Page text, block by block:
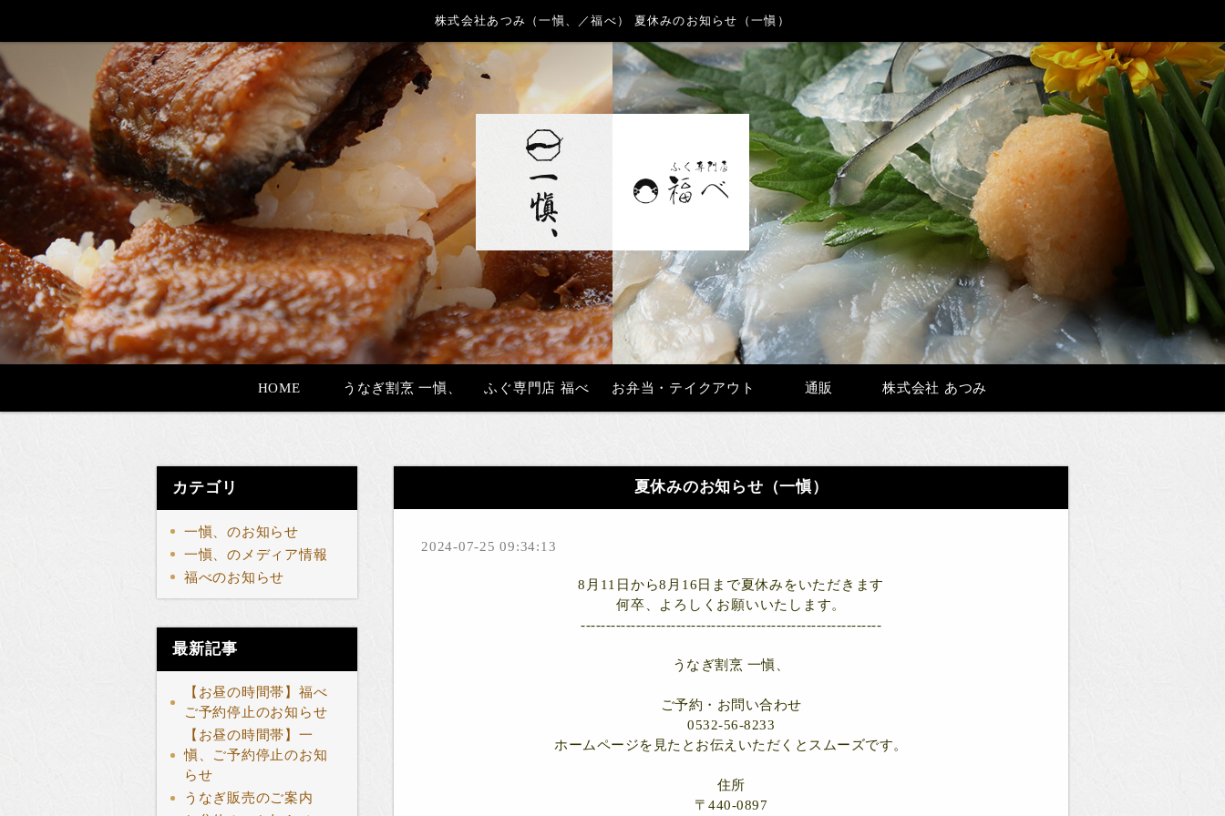
株式会社あつみ（一愼、／福べ） 夏休みのお知らせ（一愼）
HOME うなぎ割烹 一愼、 ふぐ専門店 福べ お弁当・テイクアウト 通販 株式会社 あつみ
カテゴリ
一愼、のお知らせ
一愼、のメディア情報
福べのお知らせ
最新記事
【お昼の時間帯】福べ
ご予約停止のお知らせ
【お昼の時間帯】一
愼、ご予約停止のお知
らせ
うなぎ販売のご案内
夏休みのお知らせ（一愼）
2024-07-25 09:34:13
8月11日から8月16日まで夏休みをいただきます
何卒、よろしくお願いいたします。
------------------------------------------------------------
うなぎ割烹 一愼、
ご予約・お問い合わせ
0532-56-8233
ホームページを見たとお伝えいただくとスムーズです。
住所
〒440-0897